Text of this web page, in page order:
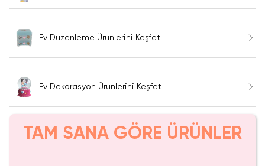
Ev Düzenleme Ürünlerini Keşfet
Ev Dekorasyon Ürünlerini Keşfet
TAM SANA GÖRE ÜRÜNLER